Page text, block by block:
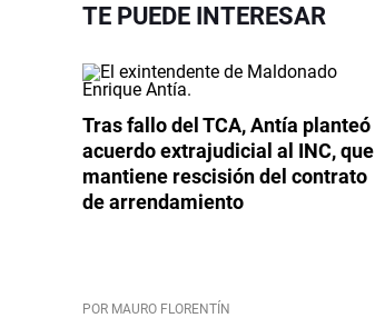
TE PUEDE INTERESAR
Tras fallo del TCA, Antía planteó
acuerdo extrajudicial al INC, que
mantiene rescisión del contrato
de arrendamiento
POR MAURO FLORENTÍN